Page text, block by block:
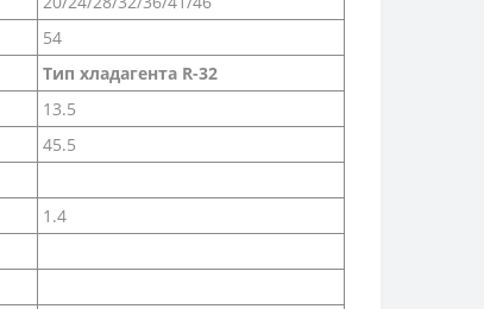
54
Тип хладагента R-32
13.5
45.5
1.4